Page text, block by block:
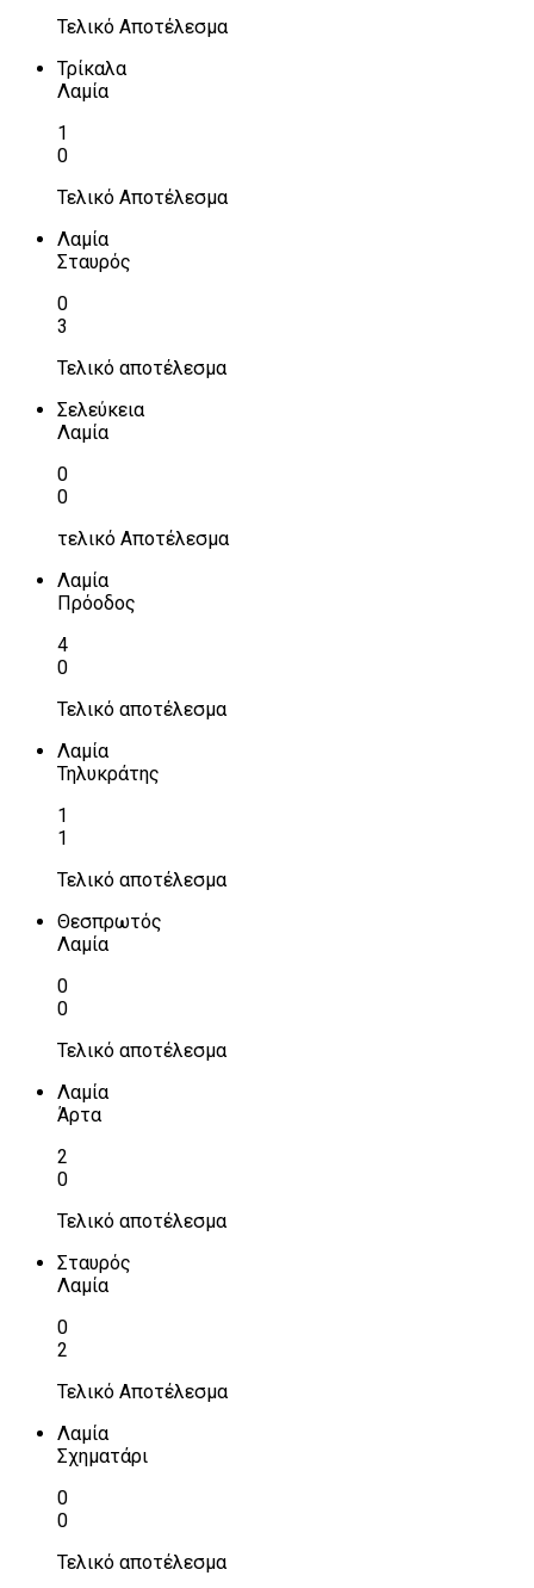
Τελικό Αποτέλεσμα
Τρίκαλα
Λαμία
1
0
Τελικό Αποτέλεσμα
Λαμία
Σταυρός
0
3
Τελικό αποτέλεσμα
Σελεύκεια
Λαμία
0
0
τελικό Αποτέλεσμα
Λαμία
Πρόοδος
4
0
Τελικό αποτέλεσμα
Λαμία
Τηλυκράτης
1
1
Τελικό αποτέλεσμα
Θεσπρωτός
Λαμία
0
0
Τελικό αποτέλεσμα
Λαμία
Άρτα
2
0
Τελικό αποτέλεσμα
Σταυρός
Λαμία
0
2
Τελικό Αποτέλεσμα
Λαμία
Σχηματάρι
0
0
Τελικό αποτέλεσμα